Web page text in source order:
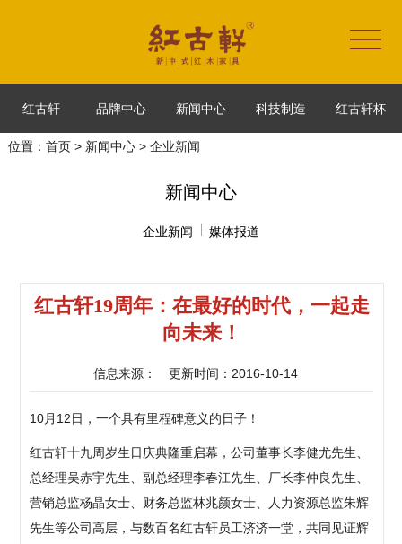
红古轩 品牌中心 新闻中心 科技制造 红古轩杯
位置： 首页> 新闻中心> 企业新闻
新闻中心
企业新闻 媒体报道
红古轩19周年：在最好的时代，一起走
向未来！
信息来源： 更新时间：2016-10-14
10月12日，一个具有里程碑意义的日子！
红古轩十九周岁生日庆典隆重启幕，公司董事长李健尤先生、
总经理吴赤宇先生、副总经理李春江先生、厂长李仲良先生、
营销总监杨晶女士、财务总监林兆颜女士、人力资源总监朱辉
先生等公司高层，与数百名红古轩员工济济一堂，共同见证辉